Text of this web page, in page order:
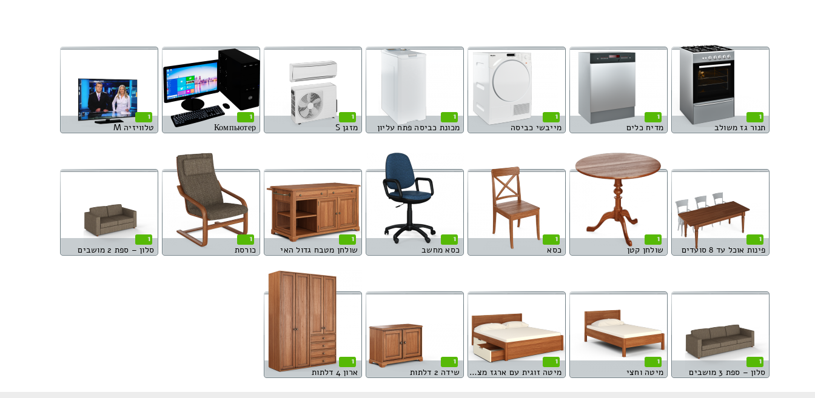
1
תנור גז משולב
1
מדיח כלים
1
מייבשי כביסה
1
מכונת כביסה פתח עליון
1
מזגן S
1
Компьютер
1
טלוויזיה M
1
פינות אוכל עד 8 סועדים
1
שולחן קטן
1
כסא
1
כסא מחשב
1
שולחן מטבח גדול האי
1
כורסת
1
סלון – ספת 2 מושבים
1
סלון – ספת 3 מושבים
1
מיטה וחצי
1
מיטה זוגית עם ארגז מצעים
1
שידה 2 דלתות
1
ארון 4 דלתות